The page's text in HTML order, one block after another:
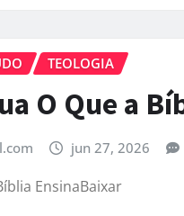
TEOLOGIA
O Que a
jun 27, 2026
EnsinaBaixar